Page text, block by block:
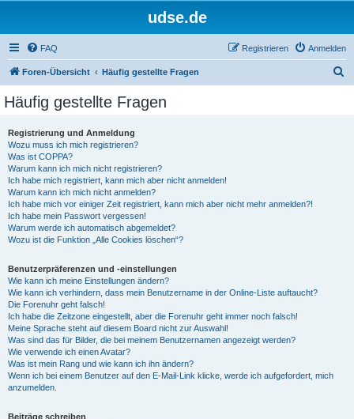
udse.de
FAQ Anmelden
Registrieren
Foren-Übersicht Häufig gestellte Fragen
Häufig gestellte Fragen
Registrierung und Anmeldung
Wozu muss ich mich registrieren?
Was ist COPPA?
Warum kann ich mich nicht registrieren?
Ich habe mich registriert, kann mich aber nicht anmelden!
Warum kann ich mich nicht anmelden?
Ich habe mich vor einiger Zeit registriert, kann mich aber nicht mehr anmelden?!
Ich habe mein Passwort vergessen!
Warum werde ich automatisch abgemeldet?
Wozu ist die Funktion „Alle Cookies löschen“?
Benutzerpräferenzen und -einstellungen
Wie kann ich meine Einstellungen ändern?
Wie kann ich verhindern, dass mein Benutzername in der Online-Liste auftaucht?
Die Forenuhr geht falsch!
Ich habe die Zeitzone eingestellt, aber die Forenuhr geht immer noch falsch!
Meine Sprache steht auf diesem Board nicht zur Auswahl!
Was sind das für Bilder, die bei meinem Benutzernamen angezeigt werden?
Wie verwende ich einen Avatar?
Was ist mein Rang und wie kann ich ihn ändern?
Wenn ich bei einem Benutzer auf den E-Mail-Link klicke, werde ich aufgefordert, mich
anzumelden.
Beiträge schreiben